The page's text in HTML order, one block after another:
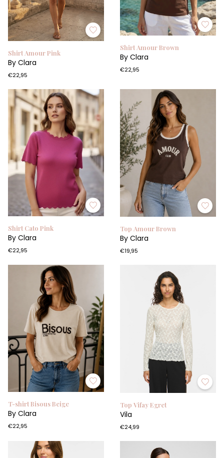
Shirt Amour Pink
By Clara
€22,95
Shirt Amour Brown
By Clara
€22,95
Shirt Cato Pink
By Clara
€22,95
Top Amour Brown
By Clara
€19,95
T-shirt Bisous Beige
By Clara
€22,95
Top Vifay Egret
Vila
€24,99